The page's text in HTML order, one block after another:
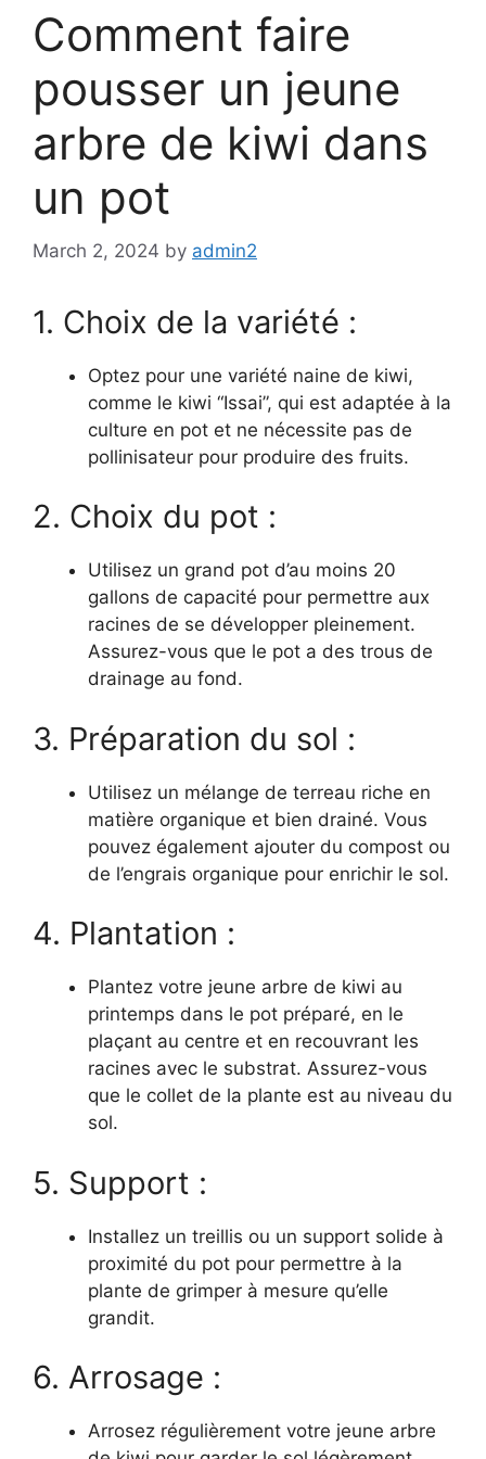
Comment faire
pousser un jeune
arbre de kiwi dans
un pot
March 2, 2024 by admin2
1. Choix de la variété :
Optez pour une variété naine de kiwi,
comme le kiwi “Issai”, qui est adaptée à la
culture en pot et ne nécessite pas de
pollinisateur pour produire des fruits.
2. Choix du pot :
Utilisez un grand pot d’au moins 20
gallons de capacité pour permettre aux
racines de se développer pleinement.
Assurez-vous que le pot a des trous de
drainage au fond.
3. Préparation du sol :
Utilisez un mélange de terreau riche en
matière organique et bien drainé. Vous
pouvez également ajouter du compost ou
de l’engrais organique pour enrichir le sol.
4. Plantation :
Plantez votre jeune arbre de kiwi au
printemps dans le pot préparé, en le
plaçant au centre et en recouvrant les
racines avec le substrat. Assurez-vous
que le collet de la plante est au niveau du
sol.
5. Support :
Installez un treillis ou un support solide à
proximité du pot pour permettre à la
plante de grimper à mesure qu’elle
grandit.
6. Arrosage :
Arrosez régulièrement votre jeune arbre